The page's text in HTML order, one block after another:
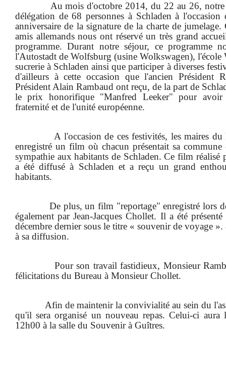
Au mois d'octobre 2014, du 22 au 26,
délégation de 68 personnes à Schladen à l'occasion
anniversaire de la signature de la charte de
amis allemands nous ont réservé un très grand
programme. Durant notre séjour, ce programme
l'Autostadt de Wolfsburg (usine Wolkswagen), l'école
sucrerie à Schladen ainsi que participer à diverses
d'ailleurs à cette occasion que l'ancien Président
Président Alain Rambaud ont reçu, de la part de
le prix honorifique "Manfred Leeker" pour
fraternité et de l'unité européenne.
A l'occasion de ces festivités, les maires
enregistré un film où chacun présentait sa commune
sympathie aux habitants de Schladen. Ce film réalisé
a été diffusé à Schladen et a reçu un grand
habitants.
De plus, un film "reportage" enregistré lors
également par Jean-Jacques Chollet. Il a été
décembre dernier sous le titre « souvenir de voyage ».
à sa diffusion.
Pour son travail fastidieux, Monsieur
félicitations du Bureau à Monsieur Chollet.
Afin de maintenir la convivialité au sein du
qu'il sera organisé un nouveau repas. Celui-ci
12h00 à la salle du Souvenir à Guîtres.